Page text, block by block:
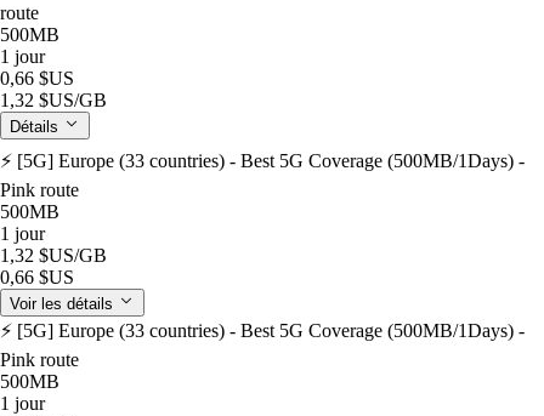
route
500MB
1 jour
0,66 $US
1,32 $US/GB
Détails
⚡️ [5G] Europe (33 countries) - Best 5G Coverage (500MB/1Days) -
Pink route
500MB
1 jour
1,32 $US/GB
0,66 $US
Voir les détails
⚡️ [5G] Europe (33 countries) - Best 5G Coverage (500MB/1Days) -
Pink route
500MB
1 jour